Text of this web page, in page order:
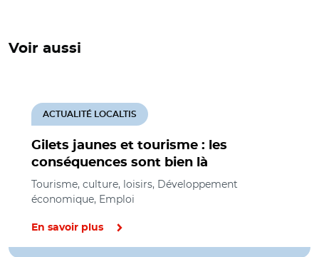
Voir aussi
Gilets jaunes et tourisme : les
conséquences sont bien là
ACTUALITÉ LOCALTIS
Tourisme, culture, loisirs, Développement
économique, Emploi
En savoir plus